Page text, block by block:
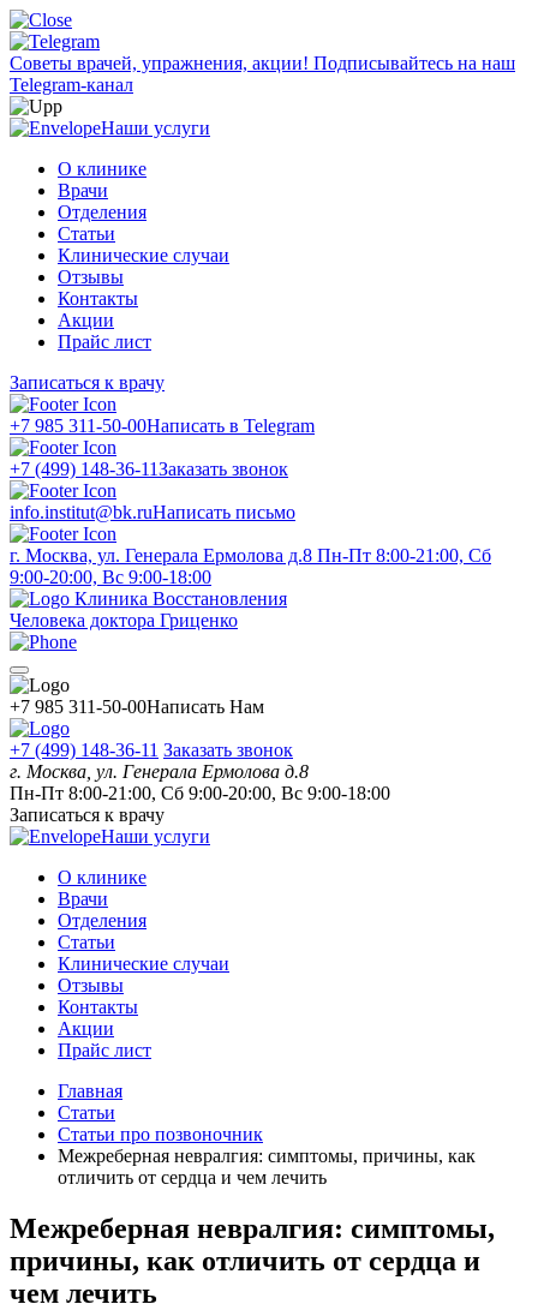
Советы врачей, упражнения, акции! Подписывайтесь на наш
Telegram-канал
Наши услуги
О клинике
Врачи
Отделения
Статьи
Клинические случаи
Отзывы
Контакты
Акции
Прайс лист
Записаться к врачу
+7 985 311-50-00Написать в Telegram
+7 (499) 148-36-11Заказать звонок
info.institut@bk.ruНаписать письмо
г. Москва, ул. Генерала Ермолова д.8 Пн-Пт 8:00-21:00, Сб
9:00-20:00, Вс 9:00-18:00
Клиника Восстановления
Человека доктора Гриценко
+7 985 311-50-00Написать Нам
+7 (499) 148-36-11 Заказать звонок
г. Москва, ул. Генерала Ермолова д.8
Пн-Пт 8:00-21:00, Сб 9:00-20:00, Вс 9:00-18:00
Записаться к врачу
Наши услуги
О клинике
Врачи
Отделения
Статьи
Клинические случаи
Отзывы
Контакты
Акции
Прайс лист
Главная
Статьи
Статьи про позвоночник
Межреберная невралгия: симптомы, причины, как
отличить от сердца и чем лечить
Межреберная невралгия: симптомы,
причины, как отличить от сердца и
чем лечить